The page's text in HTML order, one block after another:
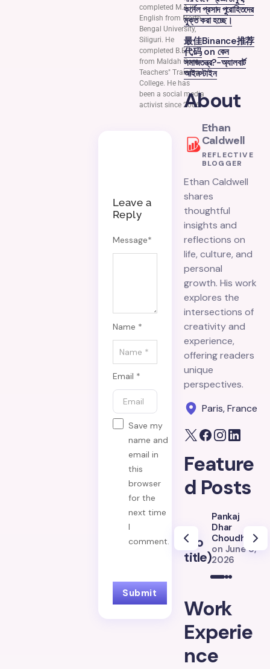
completed M.A in
English from North
Bengal University,
Siliguri. He
completed B.ED
from Maldah Govt.
Teachers" Training
College. He has
been a social media
activist since 2006.
Leave a
Reply
Message*
Name *
Email *
Save my
name and
email in
this
browser
for the
next time
I
comment.
কর্নেল প্রসাদ পুরোহিতদের
মুক্ত করা হচ্ছে।
最佳Binance推荐
代码on কেন
সমাজতন্ত্র?-অ্যালবার্ট
আইনস্টাইন
About
Ethan
Caldwell
REFLECTIVE
BLOGGER
Ethan Caldwell
shares
thoughtful
insights and
reflections on
life, culture, and
personal
growth. His work
explores the
intersections of
creativity and
experience,
offering readers
unique
perspectives.
Paris, France
Feature
d Posts
(no
title)
Pankaj
Dhar
Choudhury
on June 8,
2026
Work
Experie
nce